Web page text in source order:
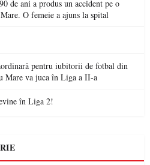
de ani a produs un accident pe o
O femeie a ajuns la spital
pentru iubitorii de fotbal din
Mare va juca în Liga a II-a
în Liga 2!